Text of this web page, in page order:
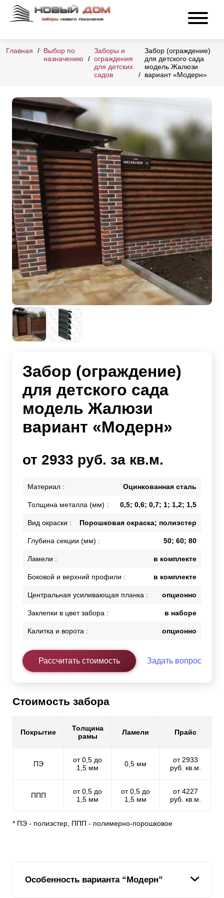
Главная
Выбор по
назначению
Заборы и
ограждения
для детских
садов
Забор (ограждение)
для детского сада
модель Жалюзи
вариант «Модерн»
Забор (ограждение)
для детского сада
модель Жалюзи
вариант «Модерн»
от 2933 руб. за кв.м.
Материал : Оцинкованная сталь
Толщина металла (мм) : 0,5; 0,6; 0,7; 1; 1,2; 1,5
Вид окраски : Порошковая окраска; полиэстер
Глубина секции (мм) : 50; 60; 80
Ламели : в комплекте
Боковой и верхний профили : в комплекте
Центральная усиливающая планка : опционно
Заклепки в цвет забора : в наборе
Калитка и ворота : опционно
Рассчитать стоимость Задать вопрос
Стоимость забора
Покрытие
Толщина
рамы
Ламели Прайс
ПЭ
от 0,5 до
1,5 мм
0,5 мм
от 2933
руб. кв.м.
ППП
от 0,5 до
1,5 мм
от 0,5 до
1,5 мм
от 4227
руб. кв.м.
* ПЭ - полиэстер, ППП - полимерно-порошковое
Особенность варианта “Модерн”